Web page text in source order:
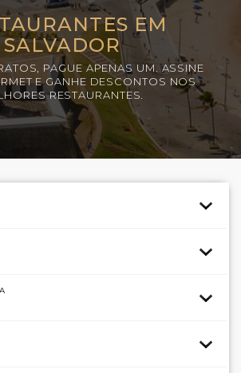
EM
SALVADOR
PAGUE APENAS UM. ASSINE
E GANHE DESCONTOS NOS
RESTAURANTES.